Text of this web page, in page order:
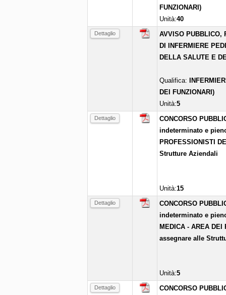
FUNZIONARI)
Unità:40
Dettaglio
AVVISO PUBBLICO,
DI INFERMIERE
DELLA SALUTE E
Qualifica:
DEI FUNZIONARI)
Unità:5
Dettaglio
CONCORSO
indeterminato e
PROFESSIONISTI
Strutture Aziendali
Unità:15
Dettaglio
CONCORSO
indeterminato e
MEDICA - AREA
assegnare alle
Unità:5
Dettaglio
CONCORSO